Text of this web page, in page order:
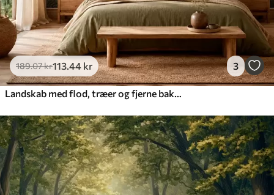
189.07kr113.44 kr 3
Landskab med flod, træer og fjerne bakker